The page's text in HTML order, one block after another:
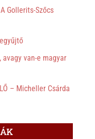
Gollerits-Szőcs
van-e magyar
– Micheller Csárda